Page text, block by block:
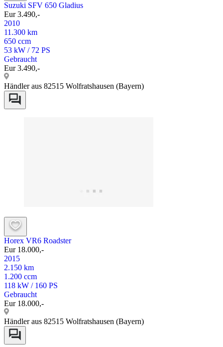
Suzuki SFV 650 Gladius
Eur 3.490,-
2010
11.300 km
650 ccm
53 kW / 72 PS
Gebraucht
Eur 3.490,-
Händler aus 82515 Wolfratshausen (Bayern)
Horex VR6 Roadster
Eur 18.000,-
2015
2.150 km
1.200 ccm
118 kW / 160 PS
Gebraucht
Eur 18.000,-
Händler aus 82515 Wolfratshausen (Bayern)